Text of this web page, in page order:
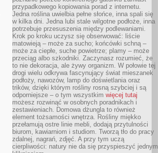
przypadkowego kopiowania porad z internetu.
Jedna roślina uwielbia pełne słońce, inna spali się
w kilka dni. Jedna lubi stale wilgotne podłoże, inna
potrzebuje przesuszenia między podlewaniami.
Krok po kroku uczysz się obserwować: liście
matowieją – może za sucho; końcówki schną –
może za ciepłe, suche powietrze; plamy – może
przeciąg albo szkodniki. Zaczynasz rozumieć, że
to nie dekoracja, ale żywy organizm. W połowie tej
drogi wielu odkrywa fascynujący świat mieszanek
podłoży, nawozów, lamp do doświetlania oraz
trików, dzięki którym rośliny rosną szybciej i są
odporniejsze – o tym wszystkim więcej tutaj
możesz rozwinąć w osobnych poradnikach i
zestawieniach. Domowa dżungla to również
element tożsamości wnętrza. Rośliny miękko
przełamują ostre linie mebli, dodają przytulności
biurom, kawiarniom i studiom. Tworzą tło do pracy
zdalnej, nagrań, zdjęć. A przy tym uczą
cierpliwości: natury nie da się przyspieszyć jednym